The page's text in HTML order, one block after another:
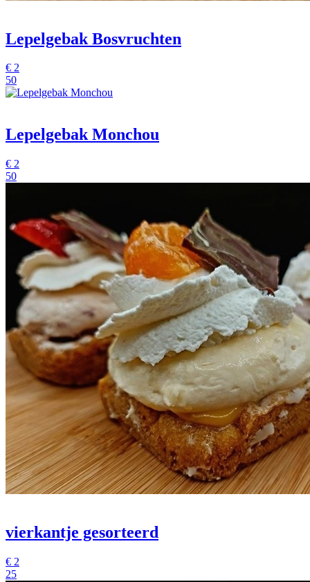
Lepelgebak Bosvruchten
€ 2
50
Lepelgebak Monchou
€ 2
50
vierkantje gesorteerd
€ 2
25